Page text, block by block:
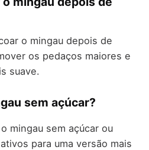
o mingau depois de
os pedaços maiores e
suave.
sem açúcar?
mingau sem açúcar ou
para uma versão mais